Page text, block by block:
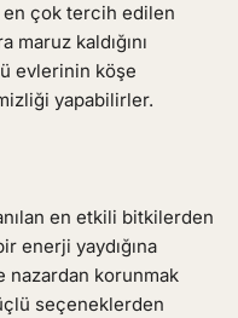
en çok tercih edilen
kaldığını
evlerinin köşe
yapabilirler.
en etkili bitkilerden
enerji yaydığına
nazardan korunmak
seçeneklerden